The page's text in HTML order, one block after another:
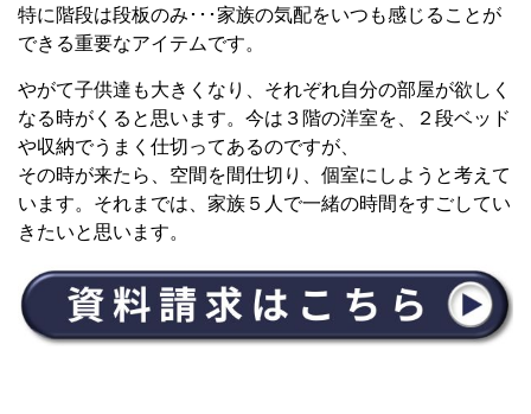
特に階段は段板のみ･･･家族の気配をいつも感じることが
できる重要なアイテムです。
やがて子供達も大きくなり、それぞれ自分の部屋が欲しく
なる時がくると思います。今は３階の洋室を、２段ベッド
や収納でうまく仕切ってあるのですが、
その時が来たら、空間を間仕切り、個室にしようと考えて
います。それまでは、家族５人で一緒の時間をすごしてい
きたいと思います。